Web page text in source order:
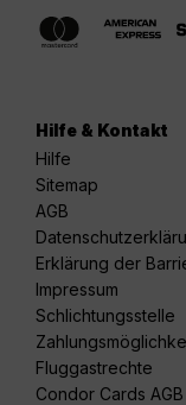
Hilfe & Kontakt
Hilfe
Sitemap
AGB
Erklärung der
Impressum
Schlichtungsstelle
Fluggastrechte
Condor Cards